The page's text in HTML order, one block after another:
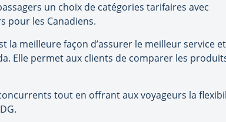
un choix de catégories tarifaires avec
pour les Canadiens.
meilleure façon d’assurer le meilleur service
Elle permet aux clients de comparer les
tout en offrant aux voyageurs la